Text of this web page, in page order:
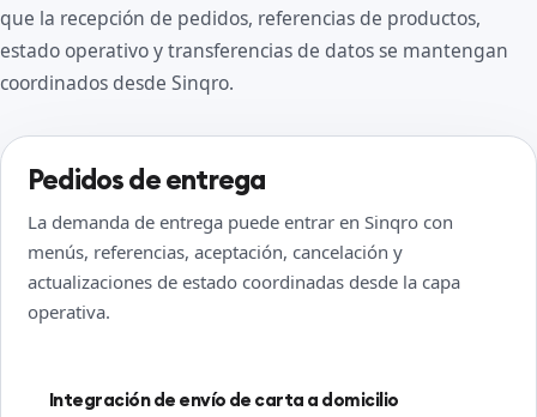
que la recepción de pedidos, referencias de productos,
estado operativo y transferencias de datos se mantengan
coordinados desde Sinqro.
Pedidos de entrega
La demanda de entrega puede entrar en Sinqro con
menús, referencias, aceptación, cancelación y
actualizaciones de estado coordinadas desde la capa
operativa.
Integración de envío de carta a domicilio